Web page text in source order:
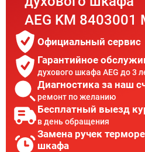
AEG KM 8403001
Официальный сервис
Гарантийное
духового шкафа AEG до 3
Диагностика за наш
ремонт по желанию
Бесплатный выезд
в день обращения
Замена ручек
шкафа